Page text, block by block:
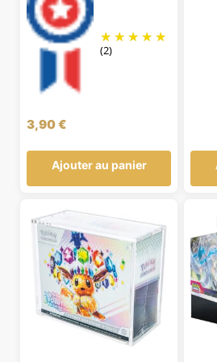
(2)
3,90€
Ajouter au panier